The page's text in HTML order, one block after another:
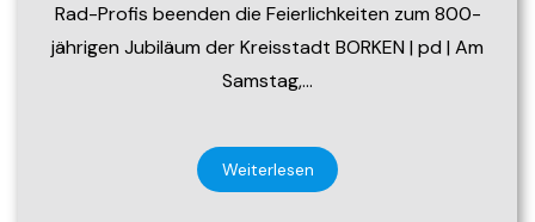
Rad-Profis beenden die Feierlichkeiten zum 800-
jährigen Jubiläum der Kreisstadt BORKEN | pd | Am
Samstag,…
Weiterlesen